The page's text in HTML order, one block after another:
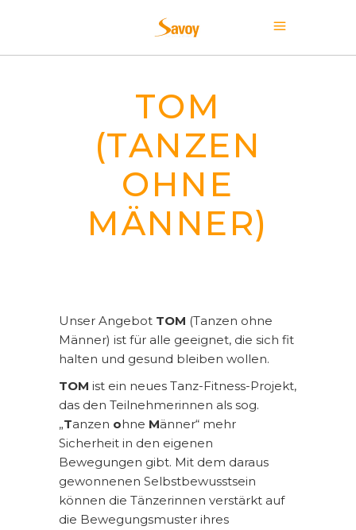
TOM
(TANZEN
OHNE
MÄNNER)
Unser Angebot TOM (Tanzen ohne
Männer) ist für alle geeignet, die sich fit
halten und gesund bleiben wollen.
TOM ist ein neues Tanz-Fitness-Projekt,
das den Teilnehmerinnen als sog.
„Tanzen ohne Männer“ mehr
Sicherheit in den eigenen
Bewegungen gibt. Mit dem daraus
gewonnenen Selbstbewusstsein
können die Tänzerinnen verstärkt auf
die Bewegungsmuster ihres